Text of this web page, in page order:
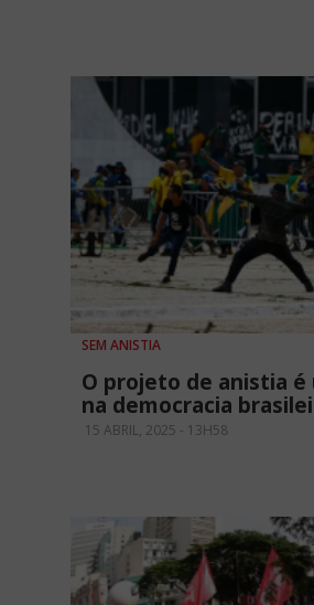
SEM ANISTIA
O projeto de anistia é
na democracia
15 ABRIL, 2025 - 13H58